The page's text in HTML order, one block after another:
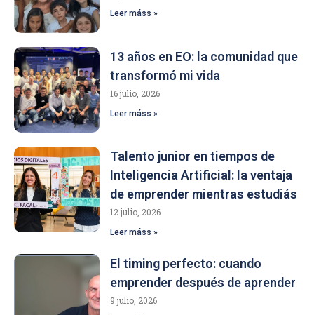
Leer máss »
13 años en EO: la comunidad que
transformó mi vida
16 julio, 2026
Leer máss »
Talento junior en tiempos de
Inteligencia Artificial: la ventaja
de emprender mientras estudiás
12 julio, 2026
Leer máss »
El timing perfecto: cuando
emprender después de aprender
9 julio, 2026